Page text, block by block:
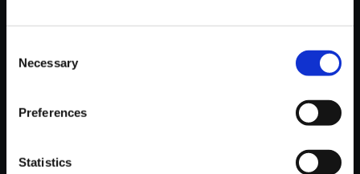
Selection
Necessary
Preferences
Statistics